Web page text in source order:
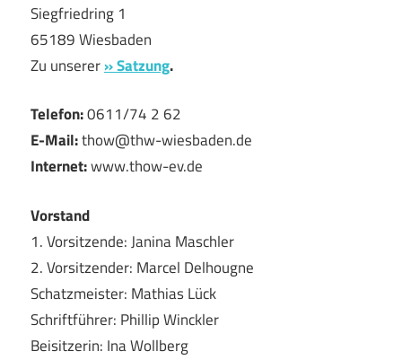
Siegfriedring 1
65189 Wiesbaden
Zu unserer» Satzung.
Telefon:0611/74 2 62
E-Mail:thow@thw-wiesbaden.de
Internet:www.thow-ev.de
Vorstand
1. Vorsitzende: Janina Maschler
2. Vorsitzender: Marcel Delhougne
Schatzmeister: Mathias Lück
Schriftführer: Phillip Winckler
Beisitzerin: Ina Wollberg